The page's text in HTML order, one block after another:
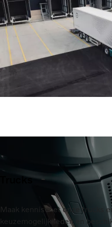
Trucks
Maak kennis met onze trucks
keuzemogelijkheden en